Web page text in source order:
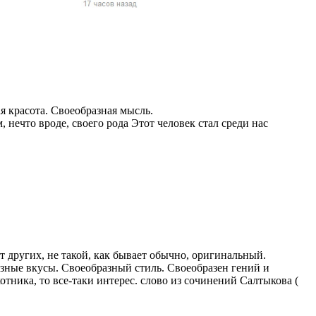
женщин и
страны),Своеобразная мысль.
вроде, своего рода Этот человек стал среди нас
других, не такой, как бывает обычно, оригинальный.
вкусы. Своеобразный стиль. Своеобразен гений и
то все-таки интерес. слово из сочинений Салтыкова (